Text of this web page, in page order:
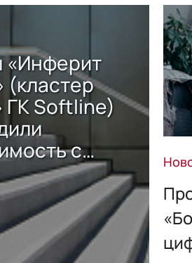
(кластер
ГК Softline)
с
Sharx
для
данных